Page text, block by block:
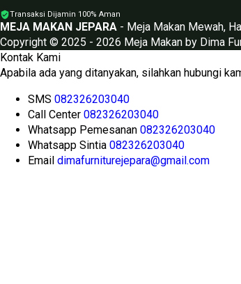
Transaksi Dijamin 100% Aman
MEJA MAKAN JEPARA - Meja Makan Mewah,
Copyright © 2025 - 2026 Meja Makan by Dima
Kontak Kami
Apabila ada yang ditanyakan, silahkan hubungi
SMS 082326203040
Call Center 082326203040
Whatsapp Pemesanan 082326203040
Whatsapp Sintia 082326203040
Email dimafurniturejepara@gmail.com